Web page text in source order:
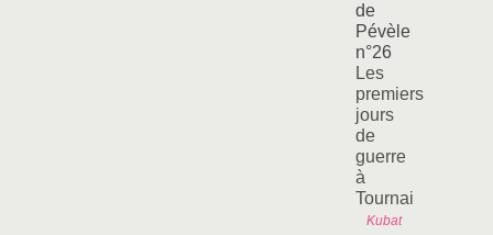
de
Pévèle
n°26
Les
premiers
jours
de
guerre
à
Tournai
Kubat